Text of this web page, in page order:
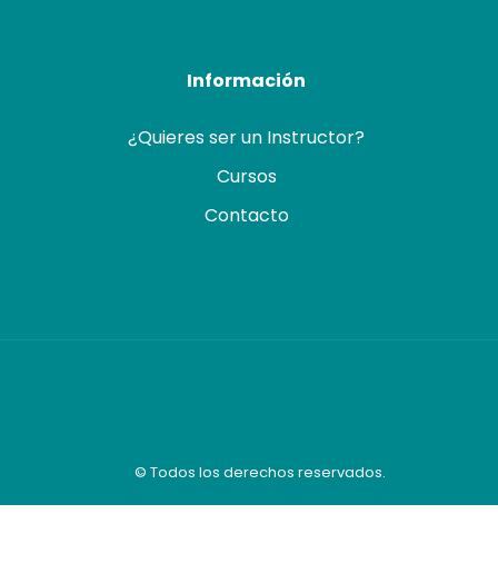
Información
¿Quieres ser un Instructor?
Cursos
Contacto
© Todos los derechos reservados.